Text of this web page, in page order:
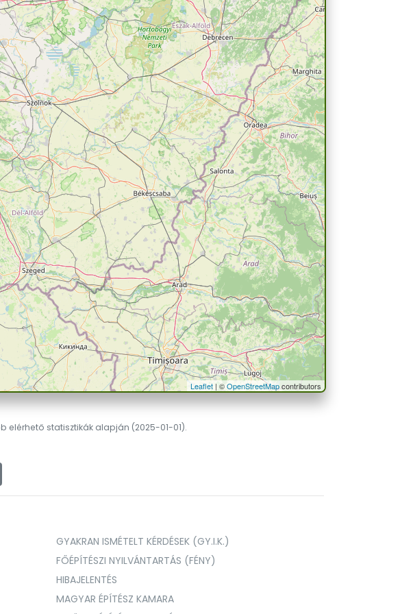
Leaflet | ©OpenStreetMapcontributors
elérhető statisztikák alapján (2025-01-01).
GYAKRAN ISMÉTELT KÉRDÉSEK (GY.I.K.)
FŐÉPÍTÉSZI NYILVÁNTARTÁS (FÉNY)
HIBAJELENTÉS
MAGYAR ÉPÍTÉSZ KAMARA